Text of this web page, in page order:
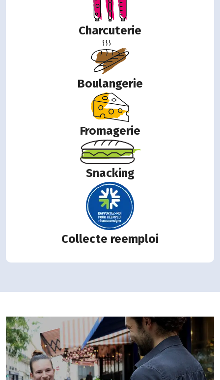
Charcuterie
Boulangerie
Fromagerie
Snacking
Collecte reemploi